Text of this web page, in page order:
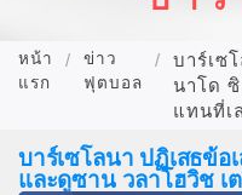
หน้า
แรก
/
ข่าว
ฟุตบอล
/
บาร์เซ
นาโด
แทนที่เ
บาร์เซโลนา ปฏิเสธข้อ
และดูซาน วลาโฮวิช เ